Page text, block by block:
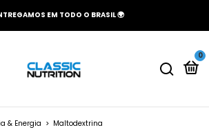
EM TODO O BRASIL 🌍
0
& Energia > Maltodextrina